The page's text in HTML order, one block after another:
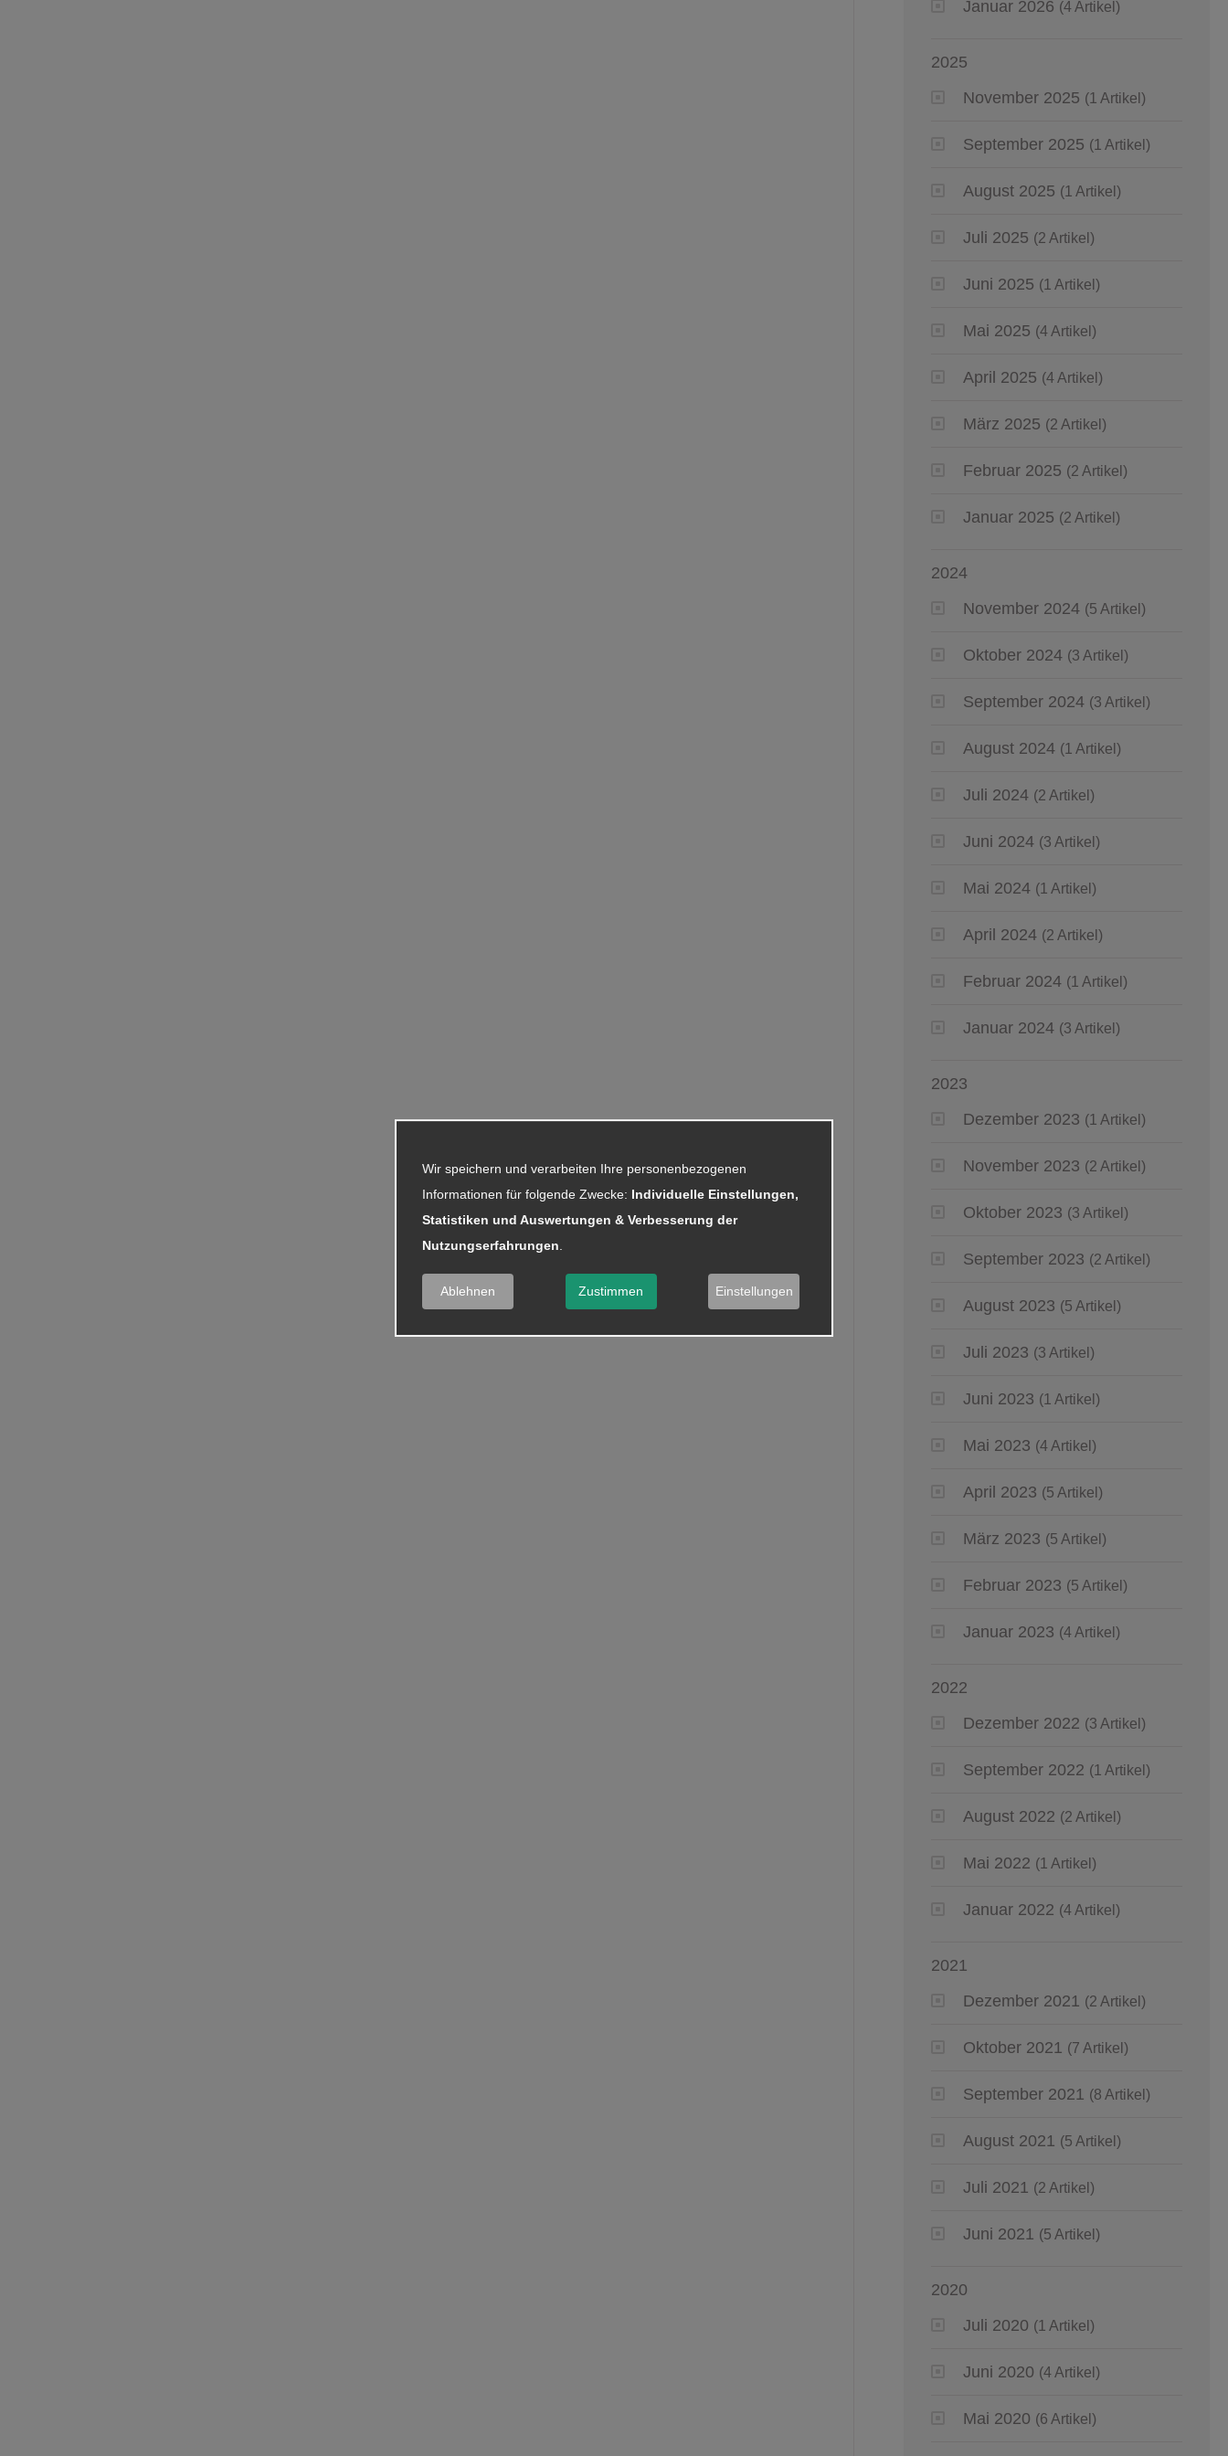
Januar 2026 (4 Artikel)
2025
November 2025 (1 Artikel)
September 2025 (1 Artikel)
August 2025 (1 Artikel)
Juli 2025 (2 Artikel)
Juni 2025 (1 Artikel)
Mai 2025 (4 Artikel)
April 2025 (4 Artikel)
März 2025 (2 Artikel)
Februar 2025 (2 Artikel)
Januar 2025 (2 Artikel)
2024
November 2024 (5 Artikel)
Oktober 2024 (3 Artikel)
September 2024 (3 Artikel)
August 2024 (1 Artikel)
Juli 2024 (2 Artikel)
Juni 2024 (3 Artikel)
Mai 2024 (1 Artikel)
April 2024 (2 Artikel)
Februar 2024 (1 Artikel)
Januar 2024 (3 Artikel)
2023
Dezember 2023 (1 Artikel)
November 2023 (2 Artikel)
Oktober 2023 (3 Artikel)
September 2023 (2 Artikel)
August 2023 (5 Artikel)
Juli 2023 (3 Artikel)
Juni 2023 (1 Artikel)
Mai 2023 (4 Artikel)
April 2023 (5 Artikel)
März 2023 (5 Artikel)
Februar 2023 (5 Artikel)
Januar 2023 (4 Artikel)
2022
Dezember 2022 (3 Artikel)
September 2022 (1 Artikel)
August 2022 (2 Artikel)
Mai 2022 (1 Artikel)
Januar 2022 (4 Artikel)
2021
Dezember 2021 (2 Artikel)
Oktober 2021 (7 Artikel)
September 2021 (8 Artikel)
August 2021 (5 Artikel)
Juli 2021 (2 Artikel)
Juni 2021 (5 Artikel)
2020
Juli 2020 (1 Artikel)
Juni 2020 (4 Artikel)
Mai 2020 (6 Artikel)
Wir speichern und verarbeiten Ihre personenbezogenen
Informationen für folgende Zwecke: Individuelle Einstellungen,
Statistiken und Auswertungen & Verbesserung der
Nutzungserfahrungen
Ablehnen Zustimmen Einstellungen